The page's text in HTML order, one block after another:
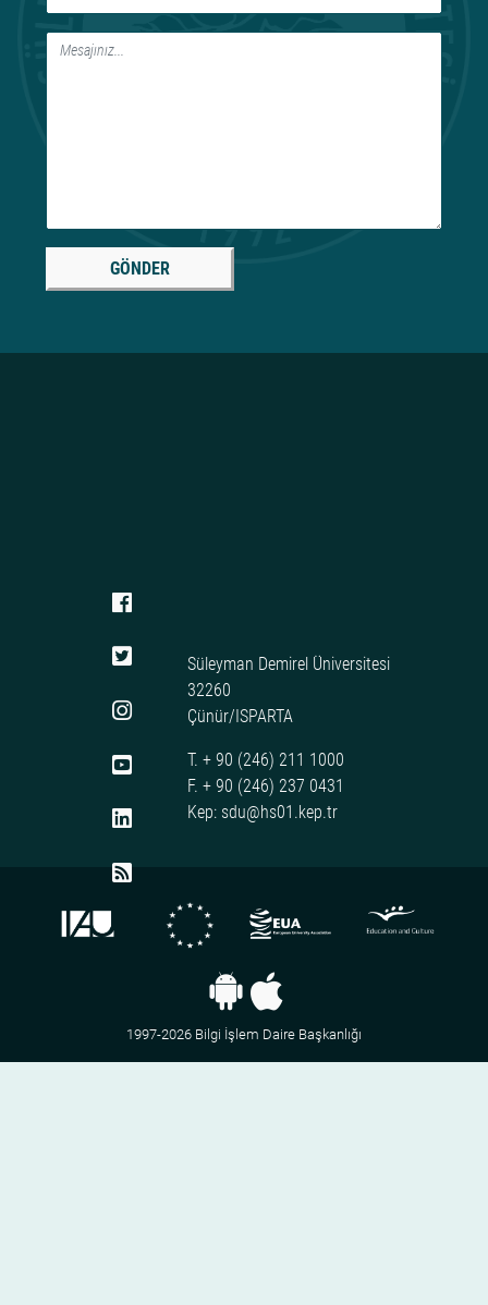
GÖNDER
Süleyman Demirel Üniversitesi
32260
Çünür/ISPARTA
T. + 90 (246) 211 1000
F. + 90 (246) 237 0431
Kep: sdu@hs01.kep.tr
1997-2026 Bilgi İşlem Daire Başkanlığı